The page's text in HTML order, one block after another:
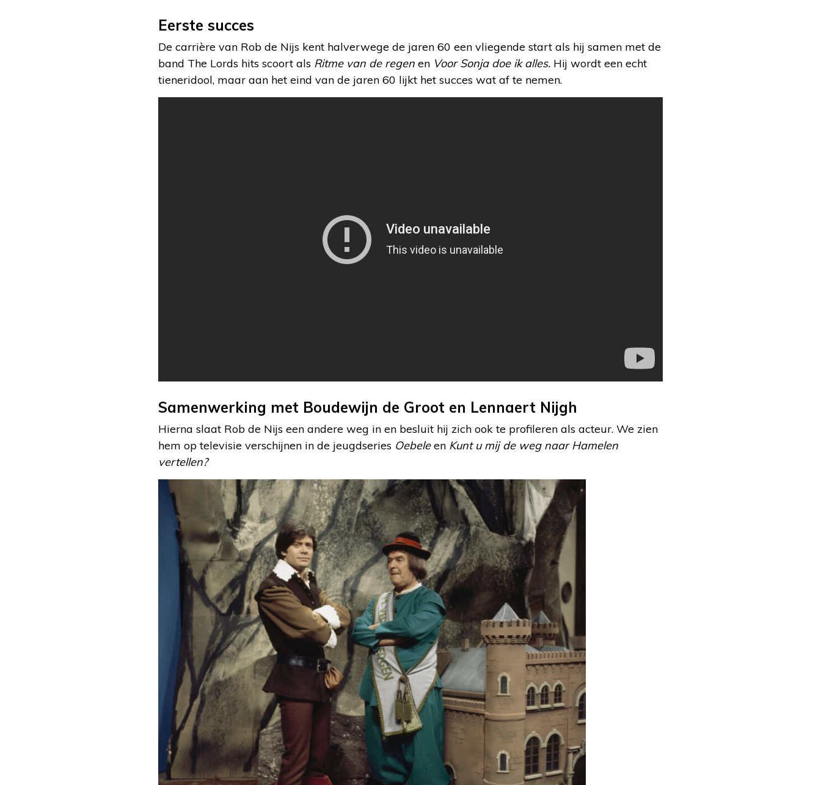
Eerste succes
De carrière van Rob de Nijs kent halverwege de jaren 60 een vliegende start als hij samen met de
band The Lords hits scoort als Ritme van de regen en Voor Sonja doe ik alles. Hij wordt een echt
tieneridool, maar aan het eind van de jaren 60 lijkt het succes wat af te nemen.
Samenwerking met Boudewijn de Groot en Lennaert Nijgh
Hierna slaat Rob de Nijs een andere weg in en besluit hij zich ook te profileren als acteur. We zien
hem op televisie verschijnen in de jeugdseries Oebeleen Kunt u mij de weg naar Hamelen
vertellen?